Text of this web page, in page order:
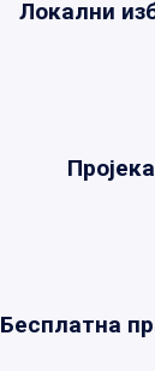
Локални
Бесплатна